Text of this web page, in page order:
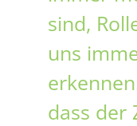
sind,
uns
dass der